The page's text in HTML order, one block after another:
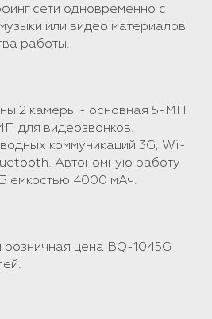
сети одновременно с
или видео материалов
работы.
2 камеры - основная 5-МП
для видеозвонков.
коммуникаций 3G, Wi-
Автономную работу
емкостью 4000 мАч.
цена BQ-1045G